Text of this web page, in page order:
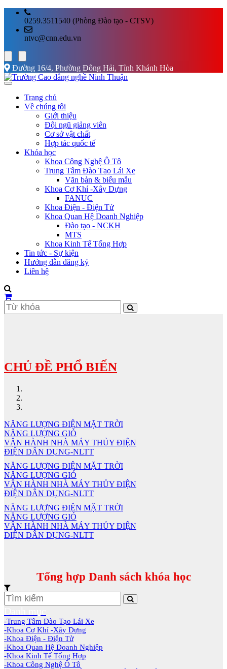
0259.3511540 (Phòng Đào tạo - CTSV)
ntvc@cnn.edu.vn
Đường 16/4, Phường Đông Hải, Tỉnh Khánh Hòa
Trang chủ
Về chúng tôi
Giới thiệu
Đội ngũ giảng viên
Cơ sở vật chất
Hợp tác quốc tế
Khóa học
Khoa Công Nghệ Ô Tô
Trung Tâm Đào Tạo Lái Xe
Văn bản & biểu mẫu
Khoa Cơ Khí -Xây Dựng
FANUC
Khoa Điện - Điện Tử
Khoa Quan Hệ Doanh Nghiệp
Đào tạo - NCKH
MTS
Khoa Kinh Tế Tổng Hợp
Tin tức - Sự kiện
Hướng dẫn đăng ký
Liên hệ
CHỦ ĐỀ PHỔ BIẾN
NĂNG LƯỢNG ĐIỆN MẶT TRỜI
NĂNG LƯỢNG GIÓ
VẬN HÀNH NHÀ MÁY THỦY ĐIỆN
ĐIỆN DÂN DỤNG-NLTT
NĂNG LƯỢNG ĐIỆN MẶT TRỜI
NĂNG LƯỢNG GIÓ
VẬN HÀNH NHÀ MÁY THỦY ĐIỆN
ĐIỆN DÂN DỤNG-NLTT
NĂNG LƯỢNG ĐIỆN MẶT TRỜI
NĂNG LƯỢNG GIÓ
VẬN HÀNH NHÀ MÁY THỦY ĐIỆN
ĐIỆN DÂN DỤNG-NLTT
Tổng hợp Danh sách khóa học
-Trung Tâm Đào Tạo Lái Xe
-Khoa Cơ Khí -Xây Dựng
-Khoa Điện - Điện Tử
-Khoa Quan Hệ Doanh Nghiệp
-Khoa Kinh Tế Tổng Hợp
-Khoa Công Nghệ Ô Tô